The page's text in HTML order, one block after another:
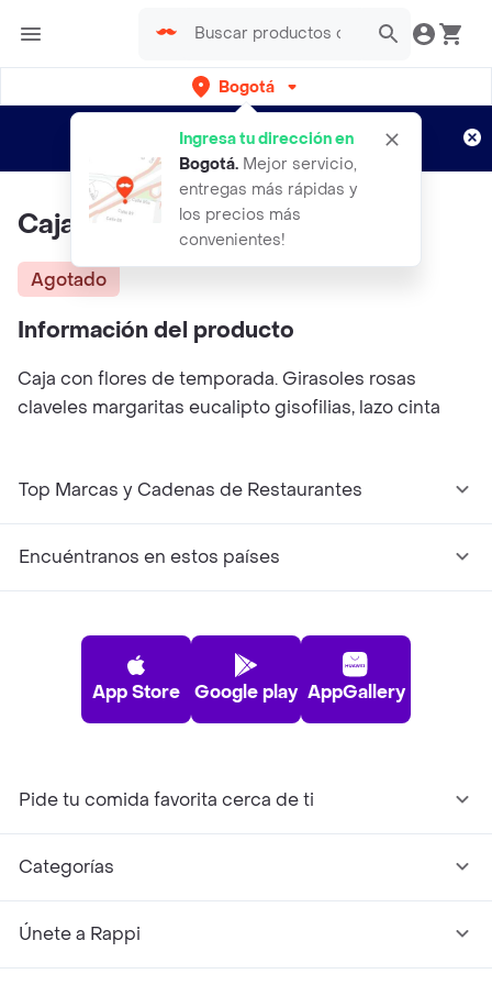
Bogotá
Ingresa tu dirección en
Bogotá. Mejor servicio,
entregas más rápidas y
los precios más
convenientes!
envíos gratis por semanas
Aplican TyC
Caja Mil Primaveras
Agotado
Información del producto
Caja con flores de temporada. Girasoles rosas
claveles margaritas eucalipto gisofilias, lazo cinta
Top Marcas y Cadenas de Restaurantes
Encuéntranos en estos países
App Store Google play AppGallery
Pide tu comida favorita cerca de ti
Categorías
Únete a Rappi